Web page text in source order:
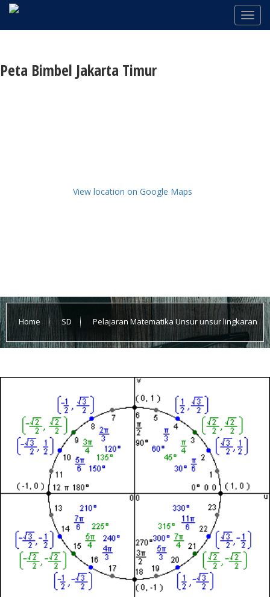
Peta Bimbel Jakarta Timur
View location on Google Maps
Home SD Pelajaran Matematika Unsur unsur lingkaran